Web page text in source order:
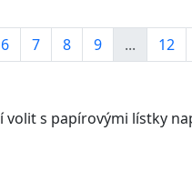
6 7 8 9 ... 12
volit s papírovými lístky